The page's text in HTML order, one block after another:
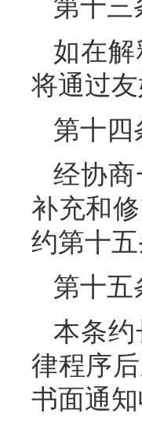
第十三
如在
将通过
第十四
经协
补充和
约第十
第十五
本条
律程序
书面通知